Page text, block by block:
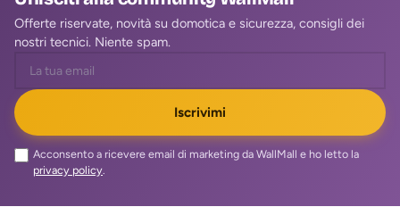
Offerte riservate, novità su domotica e sicurezza, consigli dei
nostri tecnici. Niente spam.
Iscrivimi
Acconsento a ricevere email di marketing da WallMall e ho letto la
privacy policy.